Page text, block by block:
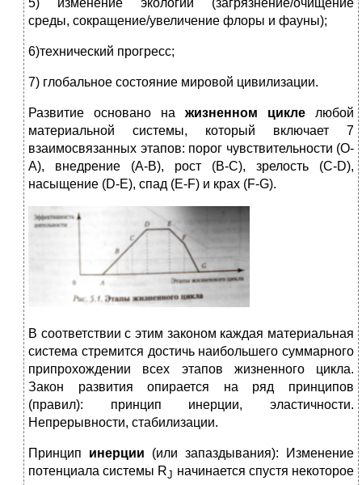
5) изменение экологии (загрязнение/очищение
среды, сокращение/увеличение флоры и фауны);
6)технический прогресс;
7) глобальное состояние мировой цивилизации.
Развитие основано на жизненном цикле любой
материальной системы, который включает 7
взаимосвязанных этапов: порог чувствительности (О-
А), внедрение (А-В), рост (В-С), зрелость (С-D),
насыщение (D-Е), спад (Е-F) и крах (F-G).
В соответствии с этим законом каждая материальная
система стремится достичь наибольшего суммарного
припрохождении всех этапов жизненного цикла.
Закон развития опирается на ряд принципов
(правил): принцип инерции, эластичности.
Непрерывности, стабилизации.
Принцип инерции (или запаздывания): Изменение
потенциала системы RJ начинается спустя некоторое